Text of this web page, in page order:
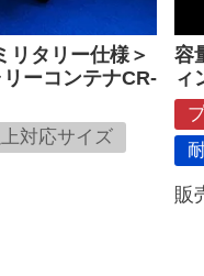
リタリー仕様＞
ーコンテナCR-
対応サイズ
容
ィ
販